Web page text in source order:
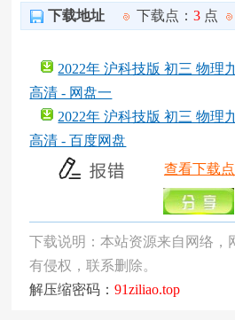
下载地址 下载点：3 点
2022年 沪科技版 初三 物理
高清 - 网盘一
2022年 沪科技版 初三 物理
高清 - 百度网盘
查看下载
下载说明：本站资源来自网络，
有侵权，联系删除。
解压缩密码：91ziliao.top